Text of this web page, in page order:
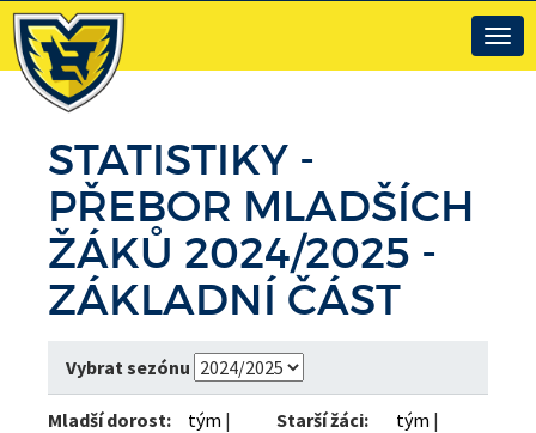
STATISTIKY -
PŘEBOR MLADŠÍCH
ŽÁKŮ 2024/2025 -
ZÁKLADNÍ ČÁST
Vybrat sezónu
Mladší dorost: tým |
Starší žáci: tým |